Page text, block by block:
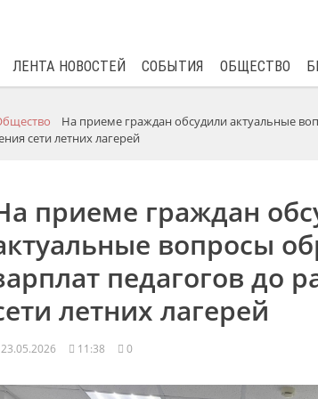
ЛЕНТА НОВОСТЕЙ СОБЫТИЯ ОБЩЕСТВО
На приеме граждан обсудили актуальные
сети летних лагерей
приеме граждан
вопросы
педагогов до
летних лагерей
23.05.2026 11:38 0